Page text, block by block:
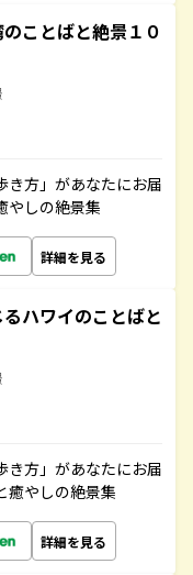
ことばと絶景１０
き方」があなたにお届
やしの絶景集
詳細を見る
ハワイのことばと
き方」があなたにお届
癒やしの絶景集
詳細を見る